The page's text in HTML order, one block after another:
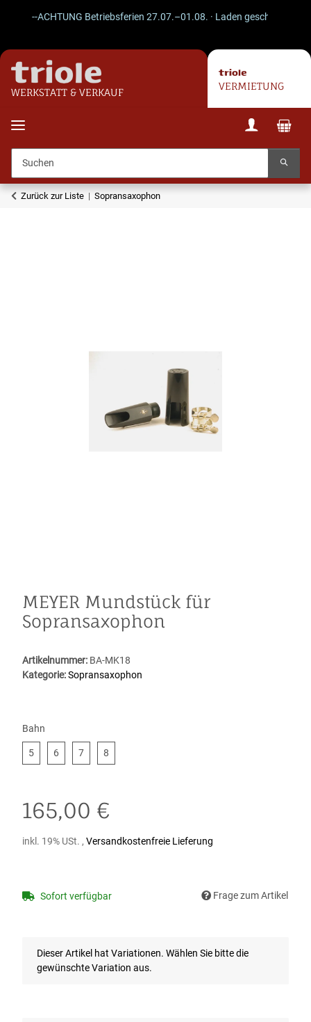
--ACHTUNG Betriebsferien 27.07.–01.08. · Laden geschlossen ·
WERKSTATT & VERKAUF
VERMIETUNG
Zurück zur Liste Sopransaxophon
MEYER Mundstück für
Sopransaxophon
Artikelnummer: BA-MK18
Kategorie:Sopransaxophon
Bahn
55 66 77 8
165,00 €
inkl. 19% USt. , Versandkostenfreie Lieferung
Sofort verfügbar Frage zum Artikel
x
Dieser Artikel hat Variationen. Wählen Sie bitte die
gewünschte Variation aus.